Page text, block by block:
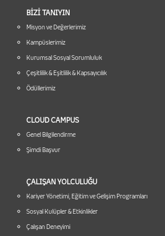
BİZİ TANIYIN
Misyon ve Değerlerimiz
Kampüslerimiz
Kurumsal Sosyal Sorumluluk
Çeşitlilik & Eşitlilik & Kapsayıcılık
Ödüllerimiz
CLOUD CAMPUS
Genel Bilgilendirme
Şimdi Başvur
ÇALIŞAN YOLCULUĞU
Kariyer Yönetimi, Eğitim ve Gelişim Programları
Sosyal Kulüpler & Etkinlikler
Çalışan Deneyimi